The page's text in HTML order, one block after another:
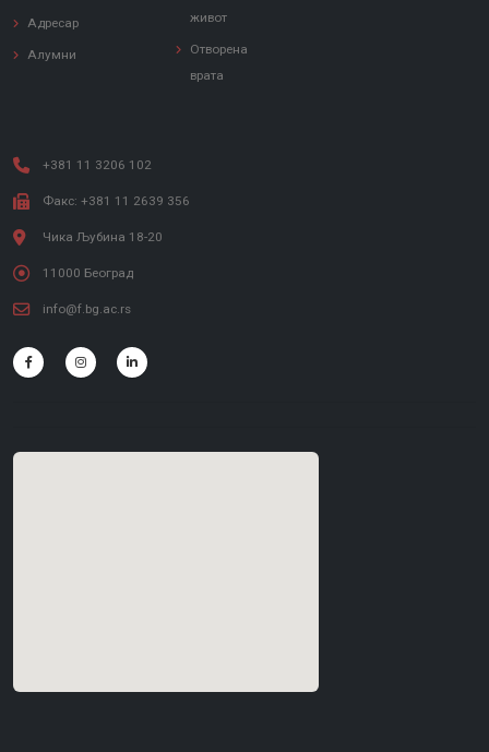
Адресар
Алумни
живот
Отворена
врата
+381 11 3206 102
Факс: +381 11 2639 356
Чика Љубина 18-20
11000 Београд
info@f.bg.ac.rs